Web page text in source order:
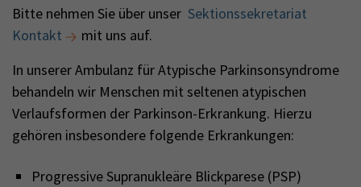
Bitte nehmen Sie über unser Sektionssekretariat
Kontakt
mit uns auf.
In unserer Ambulanz für Atypische Parkinsonsyndrome
behandeln wir Menschen mit seltenen atypischen
Verlaufsformen der Parkinson-Erkrankung. Hierzu
gehören insbesondere folgende Erkrankungen:
Progressive Supranukleäre Blickparese (PSP)